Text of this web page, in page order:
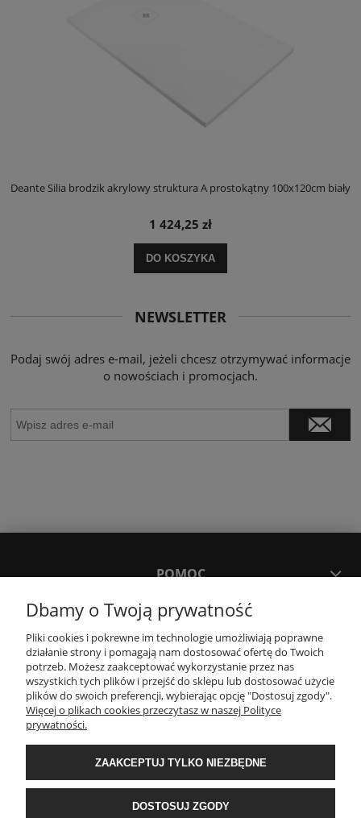
Deante Silia brodzik akrylowy struktura A prostokątny 100x120cm biały
1 424,25 zł
DO KOSZYKA
NEWSLETTER
Podaj swój adres e-mail, jeżeli chcesz otrzymywać informacje
o nowościach i promocjach.
POMOC
MOJE KONTO
PŁATNOŚCI I DOSTAWA
Wyposażenie łazienek Łazienki.eco | Pawła 23, 41-708 Ruda Śląska | E-mail:
sklep@lazienki.eco | Tel.: 600 012 164 lub 600 012 159 | TGS Przemysław
Stoń | NIP: 6312213594 | REGON: 276403698
Dbamy o Twoją prywatność
Pliki cookies i pokrewne im technologie umożliwiają poprawne
działanie strony i pomagają nam dostosować ofertę do Twoich
potrzeb. Możesz zaakceptować wykorzystanie przez nas
wszystkich tych plików i przejść do sklepu lub dostosować użycie
plików do swoich preferencji, wybierając opcję "Dostosuj zgody".
Więcej o plikach cookies przeczytasz w naszej Polityce
prywatności.
ZAAKCEPTUJ TYLKO NIEZBĘDNE
DOSTOSUJ ZGODY